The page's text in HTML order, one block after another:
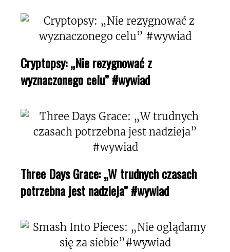
Cryptopsy: „Nie rezygnować z
wyznaczonego celu” #wywiad
Three Days Grace: „W trudnych czasach
potrzebna jest nadzieja” #wywiad